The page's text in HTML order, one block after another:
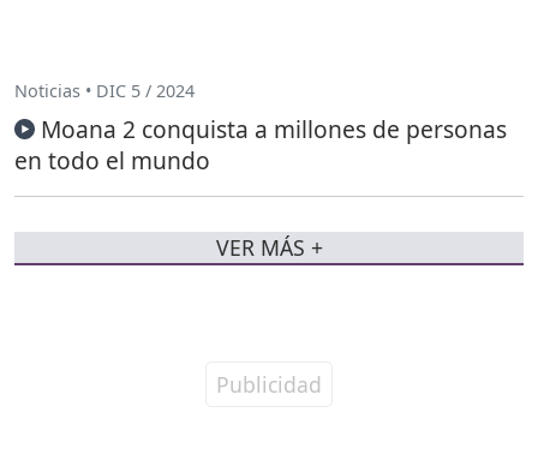
Noticias • DIC 5 / 2024
Moana 2 conquista a millones de personas
en todo el mundo
VER MÁS +